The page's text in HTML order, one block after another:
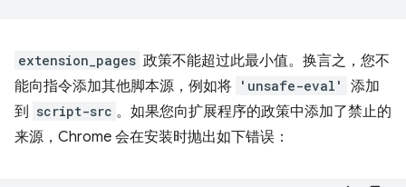
extension_pages 政策不能超过此最小值。换言之，您不
能向指令添加其他脚本源，例如将 'unsafe-eval'
添加
到 script-src 。如果您向扩展程序的政策中添加了禁止的
来源，Chrome 会在安装时抛出如下错误：